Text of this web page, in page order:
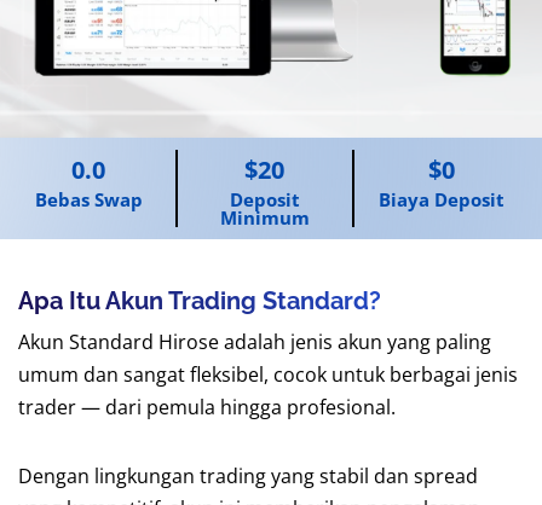
0.0
Bebas Swap
$20
Deposit
Minimum
$0
Biaya Deposit
Apa Itu Akun Trading Standard?
Akun Standard Hirose adalah jenis akun yang paling
umum dan sangat fleksibel, cocok untuk berbagai jenis
trader — dari pemula hingga profesional.
Dengan lingkungan trading yang stabil dan spread